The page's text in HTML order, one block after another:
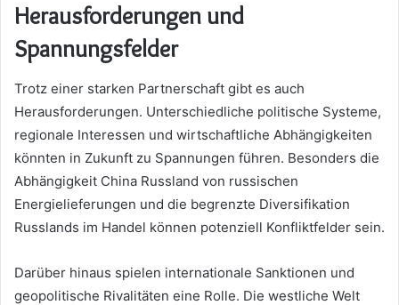
Herausforderungen und
Spannungsfelder
Trotz einer starken Partnerschaft gibt es auch
Herausforderungen. Unterschiedliche politische Systeme,
regionale Interessen und wirtschaftliche Abhängigkeiten
könnten in Zukunft zu Spannungen führen. Besonders die
Abhängigkeit China Russland von russischen
Energielieferungen und die begrenzte Diversifikation
Russlands im Handel können potenziell Konfliktfelder sein.
Darüber hinaus spielen internationale Sanktionen und
geopolitische Rivalitäten eine Rolle. Die westliche Welt